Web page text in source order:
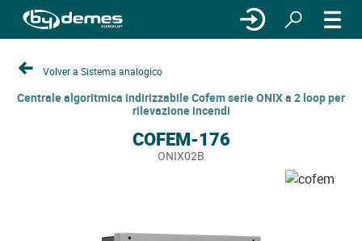
Volver a Sistema analogico
Centrale algoritmica indirizzabile Cofem serie ONIX a 2 loop per
rilevazione incendi
COFEM-176
ONIX02B